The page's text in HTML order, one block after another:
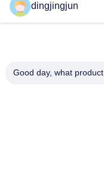
personnalisées DIN 741
galvanisation à chaud et
dingjingjun
Good day, what